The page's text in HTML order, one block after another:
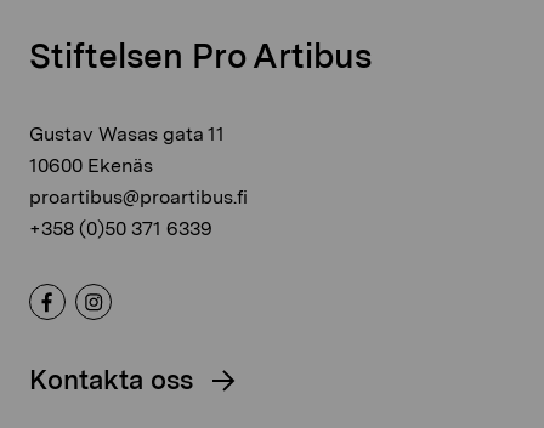
Stiftelsen Pro Artibus
Gustav Wasas gata 11
10600 Ekenäs
proartibus@proartibus.fi
+358 (0)50 371 6339
Kontakta oss